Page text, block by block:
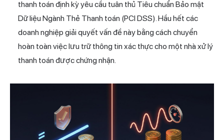
thanh toán định kỳ yêu cầu tuân thủ Tiêu chuẩn Bảo mật
Dữ liệu Ngành Thẻ Thanh toán (PCI DSS). Hầu hết các
doanh nghiệp giải quyết vấn đề này bằng cách chuyển
hoàn toàn việc lưu trữ thông tin xác thực cho một nhà xử lý
thanh toán được chứng nhận.